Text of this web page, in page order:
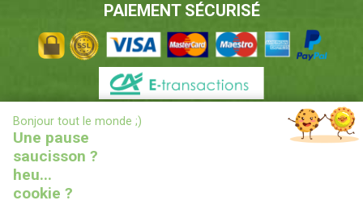
PAIEMENT SÉCURISÉ
INFORMATIONS LIVRAISONS
X
Bonjour tout le monde ;)
Une pause
saucisson ?
heu...
cookie ?